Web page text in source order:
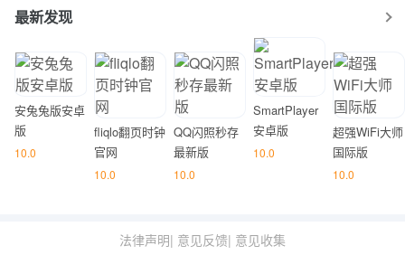
最新发现
安兔兔版安卓
版
10.0
fliqlo翻页时钟
官网
10.0
QQ闪照秒存
最新版
10.0
SmartPlayer
安卓版
10.0
超强WiFi大师
国际版
10.0
法律声明| 意见反馈| 意见收集